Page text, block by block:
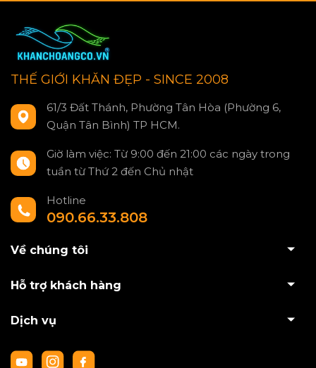
THẾ GIỚI KHĂN ĐẸP - SINCE 2008
61/3 Đất Thánh, Phường Tân Hòa (Phường 6,
Quận Tân Bình) TP HCM.
Giờ làm việc: Từ 9:00 đến 21:00 các ngày trong
tuần từ Thứ 2 đến Chủ nhật
Hotline
090.66.33.808
Về chúng tôi
Hỗ trợ khách hàng
Dịch vụ